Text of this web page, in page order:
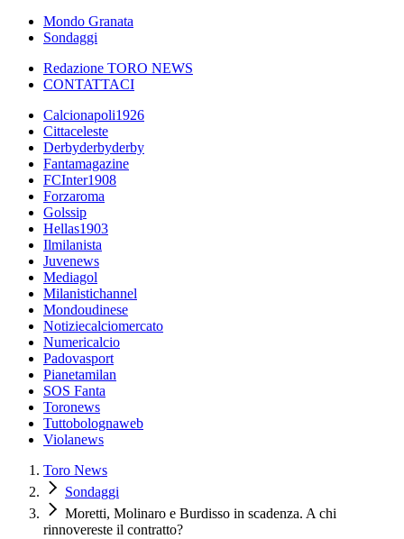
Mondo Granata
Sondaggi
Redazione TORO NEWS
CONTATTACI
Calcionapoli1926
Cittaceleste
Derbyderbyderby
Fantamagazine
FCInter1908
Forzaroma
Golssip
Hellas1903
Ilmilanista
Juvenews
Mediagol
Milanistichannel
Mondoudinese
Notiziecalciomercato
Numericalcio
Padovasport
Pianetamilan
SOS Fanta
Toronews
Tuttobolognaweb
Violanews
Toro News
Sondaggi
Moretti, Molinaro e Burdisso in scadenza. A chi
rinnovereste il contratto?